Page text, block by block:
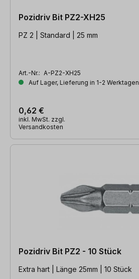
Pozidriv Bit PZ2-XH25
PZ 2 | Standard | 25 mm
Art.-Nr.: A-PZ2-XH25
Auf Lager, Lieferung in 1-2 Werktagen
0,62 €
inkl. MwSt. zzgl.
Versandkosten
Pozidriv Bit PZ2 - 10 Stück
Extra hart | Länge 25mm | 10 Stück